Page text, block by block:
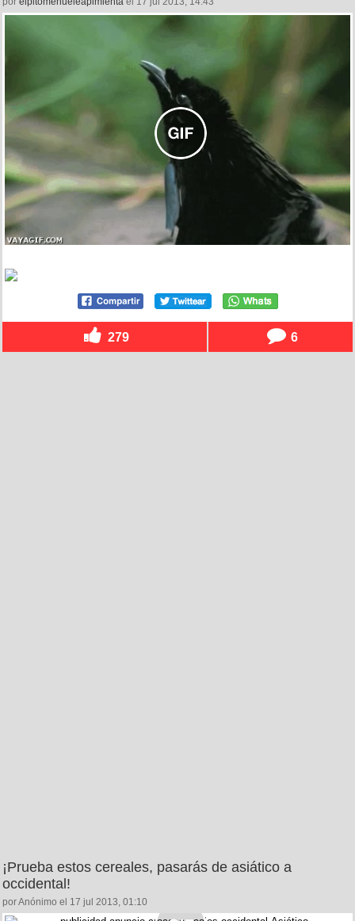
279 6
¡Prueba estos cereales, pasarás de asiático a
occidental!
por Anónimo el 17 jul 2013, 01:10